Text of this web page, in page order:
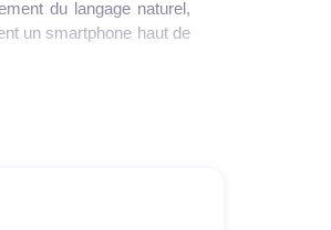
du langage naturel,
un smartphone haut de